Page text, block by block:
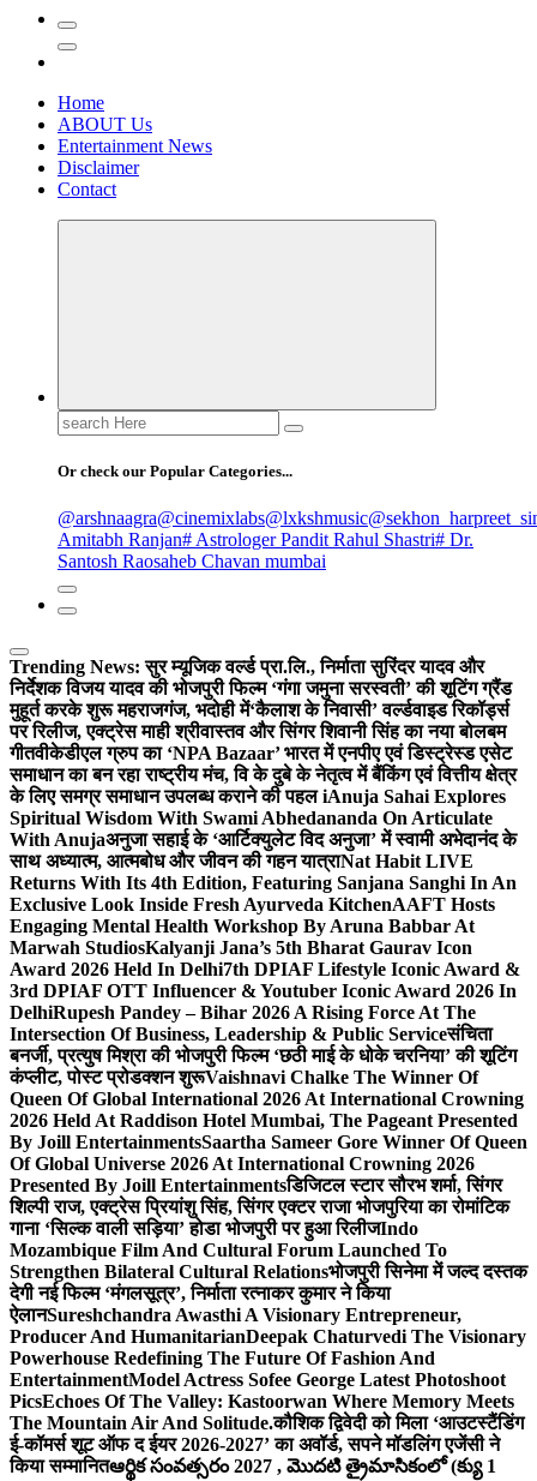
Home
ABOUT Us
Entertainment News
Disclaimer
Contact
Search
for:
Or check our Popular Categories...
@arshnaagra@cinemixlabs@lxkshmusic
Amitabh Ranjan# Astrologer Pandit Rahul Shastri# Dr.
Santosh Raosaheb Chavan mumbai
Trending News: सुर म्यूजिक वर्ल्ड प्रा.लि., निर्माता सुरिंदर यादव और
निर्देशक विजय यादव की भोजपुरी फिल्म ‘गंगा जमुना सरस्वती’ की शूटिंग ग्रैंड
मुहूर्त करके शुरू महराजगंज, भदोही में‘कैलाश के निवासी’ वर्ल्डवाइड रिकॉर्ड्स
पर रिलीज, एक्ट्रेस माही श्रीवास्तव और सिंगर शिवानी सिंह का नया बोलबम
गीतवीकेडीएल ग्रुप का ‘NPA Bazaar’ भारत में एनपीए एवं डिस्ट्रेस्ड एसेट
समाधान का बन रहा राष्ट्रीय मंच, वि के दुबे के नेतृत्व में बैंकिंग एवं वित्तीय क्षेत्र
के लिए समग्र समाधान उपलब्ध कराने की पहल iAnuja Sahai Explores
Spiritual Wisdom With Swami Abhedananda On Articulate
With Anujaअनुजा सहाई के ‘आर्टिक्युलेट विद अनुजा’ में स्वामी अभेदानंद के
साथ अध्यात्म, आत्मबोध और जीवन की गहन यात्राNat Habit LIVE
Returns With Its 4th Edition, Featuring Sanjana Sanghi In An
Exclusive Look Inside Fresh Ayurveda KitchenAAFT Hosts
Engaging Mental Health Workshop By Aruna Babbar At
Marwah StudiosKalyanji Jana’s 5th Bharat Gaurav Icon
Award 2026 Held In Delhi7th DPIAF Lifestyle Iconic Award &
3rd DPIAF OTT Influencer & Youtuber Iconic Award 2026 In
DelhiRupesh Pandey – Bihar 2026 A Rising Force At The
Intersection Of Business, Leadership & Public Serviceसंचिता
बनर्जी, प्रत्युष मिश्रा की भोजपुरी फिल्म ‘छठी माई के धोके चरनिया’ की शूटिंग
कंप्लीट, पोस्ट प्रोडक्शन शुरूVaishnavi Chalke The Winner Of
Queen Of Global International 2026 At International Crowning
2026 Held At Raddison Hotel Mumbai, The Pageant Presented
By Joill EntertainmentsSaartha Sameer Gore Winner Of Queen
Of Global Universe 2026 At International Crowning 2026
Presented By Joill Entertainmentsडिजिटल स्टार सौरभ शर्मा, सिंगर
शिल्पी राज, एक्ट्रेस प्रियांशु सिंह, सिंगर एक्टर राजा भोजपुरिया का रोमांटिक
गाना ‘सिल्क वाली सड़िया’ होडा भोजपुरी पर हुआ रिलीजIndo
Mozambique Film And Cultural Forum Launched To
Strengthen Bilateral Cultural Relationsभोजपुरी सिनेमा में जल्द दस्तक
देगी नई फिल्म ‘मंगलसूत्र’, निर्माता रत्नाकर कुमार ने किया
ऐलानSureshchandra Awasthi A Visionary Entrepreneur,
Producer And HumanitarianDeepak Chaturvedi The Visionary
Powerhouse Redefining The Future Of Fashion And
EntertainmentModel Actress Sofee George Latest Photoshoot
PicsEchoes Of The Valley: Kastoorwan Where Memory Meets
The Mountain Air And Solitude.कौशिक द्विवेदी को मिला ‘आउटस्टैंडिंग
ई-कॉमर्स शूट ऑफ द ईयर 2026-2027’ का अवॉर्ड, सपने मॉडलिंग एजेंसी ने
किया सम्मानितఆర్థిక సంవత్సరం 2027 , మొదటి త్రైమాసికంలో (క్యు 1